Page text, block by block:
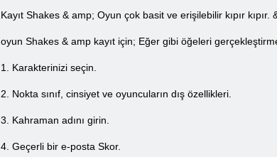
Kayıt Shakes & amp; Oyun çok basit ve erişilebilir kıpır kıpır.
oyun Shakes & amp kayıt için; Eğer gibi öğeleri
1. Karakterinizi seçin.
2. Nokta sınıf, cinsiyet ve oyuncuların dış özellikleri.
3. Kahraman adını girin.
4. Geçerli bir e-posta Skor.